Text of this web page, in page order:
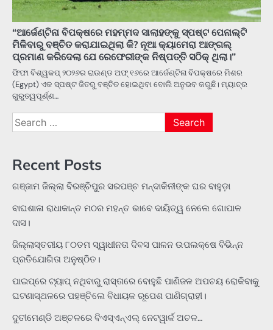
“ଆର୍ଜେଣ୍ଟିନା ବିପକ୍ଷରେ ମହମ୍ମଦ ସାଲାହଙ୍କୁ ସ୍ପଷ୍ଟ ପେନାଲ୍ଟି
ମିଳିବାରୁ ବଞ୍ଚିତ କରାଯାଇଥିଲା କି? ନୂଆ କ୍ୟାମେରା ଆଙ୍ଗଲ୍
ପ୍ରମାଣ କରିଦେଲା ଯେ ରେଫେରୀଙ୍କ ନିଷ୍ପତ୍ତି ସଠିକ୍ ଥିଲା।”
ଫିଫା ବିଶ୍ୱକପ୍ ୨୦୨୬ର ରାଉଣ୍ଡ ଅଫ୍ ୧୬ରେ ଆର୍ଜେଣ୍ଟିନା ବିପକ୍ଷରେ ମିଶର
(Egypt) ଏକ ସ୍ପଷ୍ଟ ଜିତରୁ ବଞ୍ଚିତ ହୋଇଥିବା ବୋଲି ଅନୁଭବ କରୁଛି। ମ୍ୟାଚ୍‌ର
ଗୁରୁତ୍ୱପୂର୍ଣ୍ଣ…
Search
for:
Recent Posts
ଗଞ୍ଜାମ ଜିଲ୍ଲା ବିରଞ୍ଚିପୁର ସରପଞ୍ଚ ମନ୍ଦାକିନୀଙ୍କ ଘର ବାହୁଡ଼ା
ବାଘଶାଳା ରାଧାକାନ୍ତ ମଠର ମହନ୍ତ ଭାବେ ଦାୟିତ୍ୱ ନେଲେ ଗୋପାଳ
ଦାସ।
ଜିଲ୍ଲାସ୍ତରୀୟ ୮୦ତମ ସ୍ୱାଧୀନତା ଦିବସ ପାଳନ ଉପଲକ୍ଷେ ବିଭିନ୍ନ
ପ୍ରତିଯୋଗିତା ଅନୁଷ୍ଠିତ।
ପାଇପ୍‌ରେ ଟ୍ୟାପ୍‌ ନଥିବାରୁ ରାସ୍ତାରେ ବୋହୁଛି ପାଣିଜଳ ଅପଚୟ ରୋକିବାକୁ
ଘଟଣାସ୍ଥଳରେ ପହଞ୍ଚିଲେ ବିଧାୟକ ରୂପେଶ ପାଣିଗ୍ରାହୀ।
ଦୁତୀମେଣ୍ଡି ଅଞ୍ଚଳରେ ବିଏସ୍‌ଏନ୍‌ଏଲ୍‌ ନେଟୱାର୍କ ଅଚଳ…